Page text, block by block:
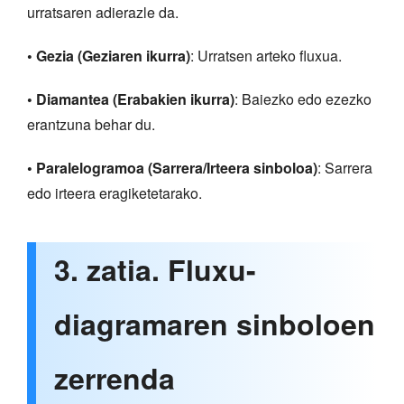
urratsaren adierazle da.
• Gezia (Geziaren ikurra): Urratsen arteko fluxua.
• Diamantea (Erabakien ikurra): Baiezko edo ezezko
erantzuna behar du.
• Paralelogramoa (Sarrera/Irteera sinboloa): Sarrera
edo irteera eragiketetarako.
3. zatia. Fluxu-
diagramaren sinboloen
zerrenda